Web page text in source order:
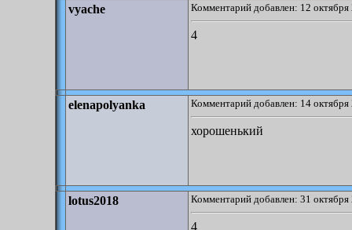
vyache Комментарий добавлен: 12
4
elenapolyanka Комментарий добавлен: 14
хорошенький
lotus2018 Комментарий добавлен: 31
4